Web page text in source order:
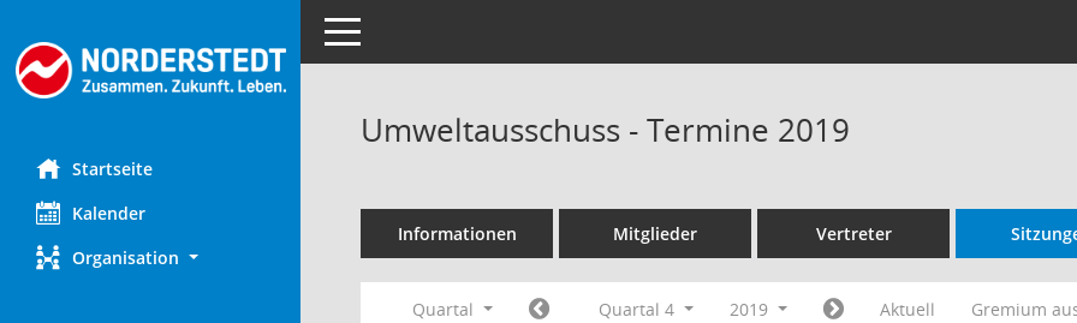
Startseite
Kalender
Organisation
Toggle navigation
Umweltausschuss - Termine 2019
Informationen Mitglieder Vertreter
Quartal Quartal 4 2019 Aktuell Gremium